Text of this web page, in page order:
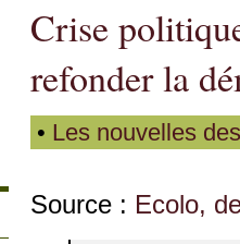
Crise
refonder la
• Les nouvelles
Source : Ecolo,